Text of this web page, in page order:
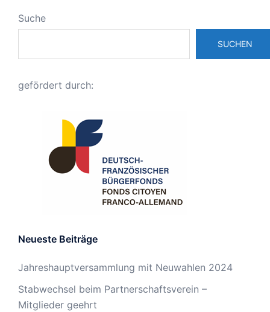
Suche
SUCHEN
gefördert durch:
Neueste Beiträge
Jahreshauptversammlung mit Neuwahlen 2024
Stabwechsel beim Partnerschaftsverein –
Mitglieder geehrt